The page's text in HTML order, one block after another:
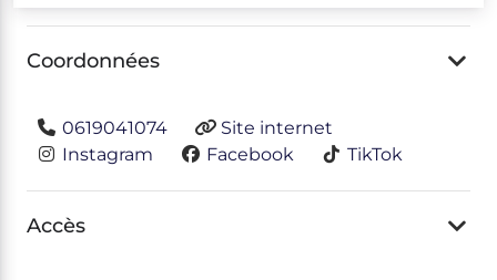
Coordonnées
0619041074
Site internet
Instagram
Facebook TikTok
Accès